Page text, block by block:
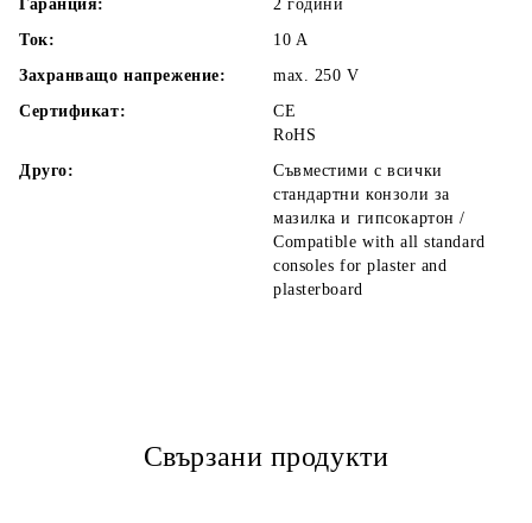
Гаранция:
2 години
Ток:
10 A
Захранващо напрежение:
max. 250V
Сертификат:
CE
RoHS
Друго:
Съвместими с всички
стандартни конзоли за
мазилка и гипсокартон /
Compatible with all standard
consoles for plaster and
plasterboard
Свързани продукти